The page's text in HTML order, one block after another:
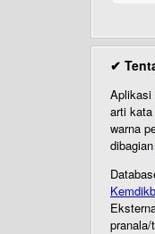
✔
Aplikasi
arti
warna
dibagian